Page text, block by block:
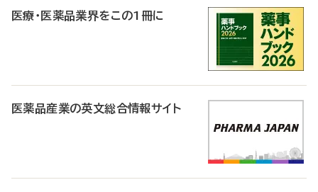
医療・医薬品業界をこの1冊に
医薬品産業の英文総合情報サイト